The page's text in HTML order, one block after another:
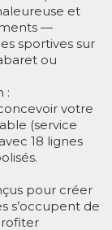
et
—
sportives sur
ou
:
votre
(service
18 lignes
pour créer
s’occupent de